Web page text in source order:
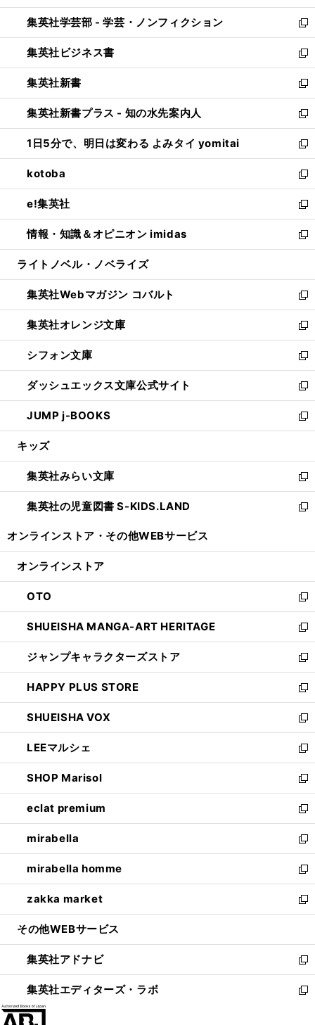
開
く
ウ
で
開
く
ン
ド
ウ
で
開
く
ウ
ィ
ン
ド
ウ
で
開
く
集英社学芸部 - 学芸・ノンフィクション
新
し
い
ウ
ィ
ン
ド
ウ
で
開
く
集英社ビジネス書
新
し
い
ウ
ィ
ン
ド
ウ
で
開
く
集英社新書
新
し
い
ウ
ィ
ン
ド
ウ
で
開
く
集英社新書プラス - 知の水先案内人
新
し
い
ウ
ィ
ン
ド
ウ
で
開
1日5分で、明日は変わる よみタイ yomitai
新
し
い
ウ
ィ
ン
ド
ウ
開
く
kotoba
新
し
い
ウ
ィ
ン
ウ
で
開
く
e!集英社
新
し
い
ウ
ン
ド
ウ
で
開
く
情報・知識＆オピニオン imidas
新
し
ウ
ィ
ン
ド
ウ
で
開
く
ライトノベル・ノベライズ
集英社Webマガジン コバルト
新
し
い
ウ
ィ
ン
ド
ウ
で
開
集英社オレンジ文庫
新
し
い
ウ
ィ
ン
ド
ウ
開
く
シフォン文庫
新
し
い
ウ
ィ
ン
ウ
で
開
く
ダッシュエックス文庫公式サイト
新
し
い
ウ
ン
ド
ウ
で
JUMP j-BOOKS
新
し
ウ
ィ
ン
ド
開
キッズ
集英社みらい文庫
新
し
い
ン
ウ
で
開
く
集英社の児童図書 S-KIDS.LAND
新
ウ
ン
ド
ウ
で
開
く
オンラインストア・ その他WEBサービス
オンラインストア
OTO
新
し
い
ウ
ィ
ン
ド
ウ
で
開
く
SHUEISHA MANGA-ART HERITAGE
新
し
い
ウ
ィ
ン
ド
ウ
で
開
く
ジャンプキャラクターズストア
新
し
い
ウ
ィ
ン
ド
ウ
で
開
く
HAPPY PLUS STORE
新
し
い
ウ
ィ
ン
ド
ウ
で
開
く
SHUEISHA VOX
新
し
い
ウ
ィ
ン
ド
ウ
で
開
く
LEEマルシェ
新
し
い
ウ
ィ
ン
ド
ウ
で
開
く
SHOP Marisol
新
し
い
ウ
ィ
ン
ド
ウ
で
開
eclat premium
新
し
い
ウ
ィ
ン
ド
ウ
開
く
mirabella
新
し
い
ウ
ィ
ン
ウ
で
開
く
mirabella homme
新
し
い
ウ
ン
ド
ウ
で
zakka market
新
し
ウ
ィ
ン
ド
その他WEBサービス
集英社アドナビ
新
し
い
集英社エディターズ・ラボ
新